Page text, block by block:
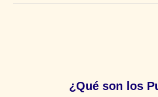
¿Qué son los